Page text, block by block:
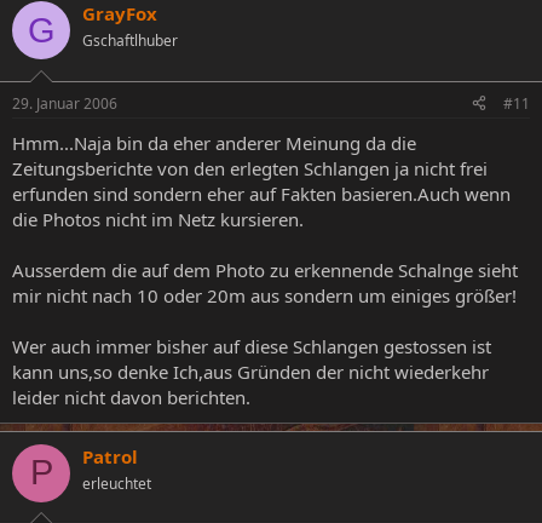
G GrayFox
Gschaftlhuber
29. Januar 2006 #11
Hmm...Naja bin da eher anderer Meinung da die
Zeitungsberichte von den erlegten Schlangen ja nicht frei
erfunden sind sondern eher auf Fakten basieren.Auch wenn
die Photos nicht im Netz kursieren.
Ausserdem die auf dem Photo zu erkennende Schalnge sieht
mir nicht nach 10 oder 20m aus sondern um einiges größer!
Wer auch immer bisher auf diese Schlangen gestossen ist
kann uns,so denke Ich,aus Gründen der nicht wiederkehr
leider nicht davon berichten.
P Patrol
erleuchtet